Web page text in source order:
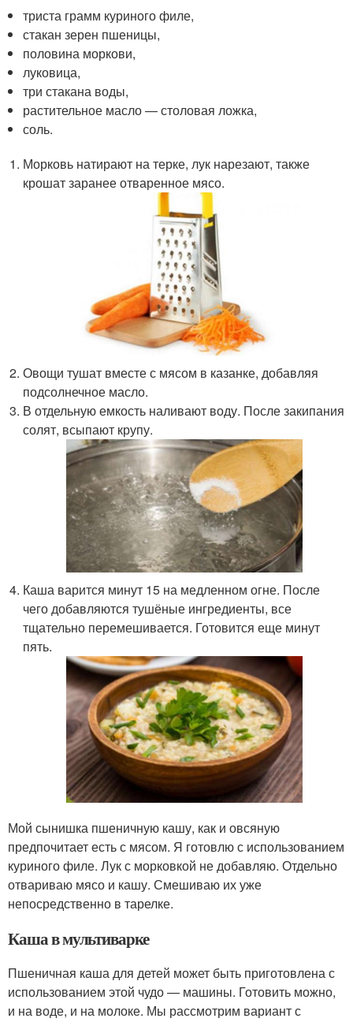
триста грамм куриного филе,
стакан зерен пшеницы,
половина моркови,
луковица,
три стакана воды,
растительное масло — столовая ложка,
соль.
Морковь натирают на терке, лук нарезают, также
крошат заранее отваренное мясо.
Овощи тушат вместе с мясом в казанке, добавляя
подсолнечное масло.
В отдельную емкость наливают воду. После закипания
солят, всыпают крупу.
Каша варится минут 15 на медленном огне. После
чего добавляются тушёные ингредиенты, все
тщательно перемешивается. Готовится еще минут
пять.
Мой сынишка пшеничную кашу, как и овсяную
предпочитает есть с мясом. Я готовлю с использованием
куриного филе. Лук с морковкой не добавляю. Отдельно
отвариваю мясо и кашу. Смешиваю их уже
непосредственно в тарелке.
Каша в мультиварке
Пшеничная каша для детей может быть приготовлена с
использованием этой чудо — машины. Готовить можно,
и на воде, и на молоке. Мы рассмотрим вариант с